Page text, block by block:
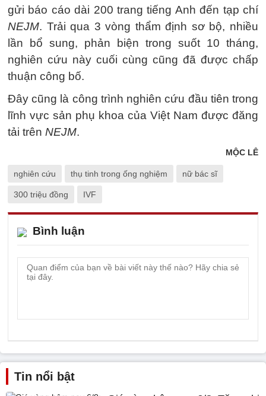
gửi báo cáo dài 200 trang tiếng Anh đến tạp chí
NEJM. Trải qua 3 vòng thẩm định sơ bộ, nhiều
lần bổ sung, phản biện trong suốt 10 tháng,
nghiên cứu này cuối cùng cũng đã được chấp
thuận công bố.
Đây cũng là công trình nghiên cứu đầu tiên trong
lĩnh vực sản phụ khoa của Việt Nam được đăng
tải trên NEJM.
MỘC LÊ
nghiên cứu thụ tinh trong ống nghiệm nữ bác sĩ
300 triệu đồng IVF
Bình luận
Tin nổi bật